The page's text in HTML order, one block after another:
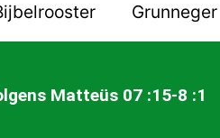
Matteüs 07 :15-8 :1